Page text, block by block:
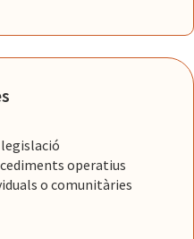
operatius
o comunitàries